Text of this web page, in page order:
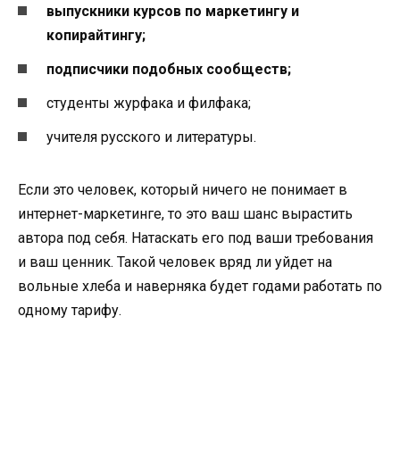
выпускники курсов по маркетингу и
копирайтингу;
подписчики подобных сообществ;
студенты журфака и филфака;
учителя русского и литературы.
Если это человек, который ничего не понимает в
интернет-маркетинге, то это ваш шанс вырастить
автора под себя. Натаскать его под ваши требования
и ваш ценник. Такой человек вряд ли уйдет на
вольные хлеба и наверняка будет годами работать по
одному тарифу.